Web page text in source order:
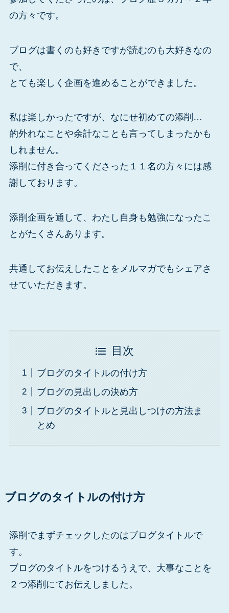
の方々です。
ブログは書くのも好きですが読むのも大好きなの
で、
とても楽しく企画を進めることができました。
私は楽しかったですが、なにせ初めての添削…
的外れなことや余計なことも言ってしまったかも
しれません。
添削に付き合ってくださった１１名の方々には感
謝しております。
添削企画を通して、わたし自身も勉強になったこ
とがたくさんあります。
共通してお伝えしたことをメルマガでもシェアさ
せていただきます。
目次
ブログのタイトルの付け方
ブログの見出しの決め方
ブログのタイトルと見出しつけの方法ま
とめ
ブログのタイトルの付け方
添削でまずチェックしたのはブログタイトルで
す。
ブログのタイトルをつけるうえで、大事なことを
２つ添削にてお伝えしました。